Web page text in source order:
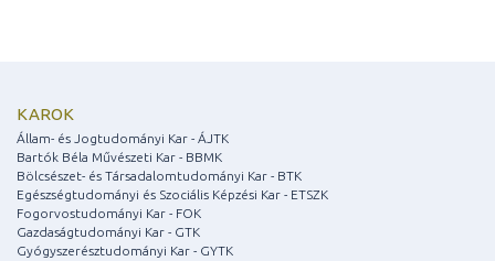
KAROK
Állam- és Jogtudományi Kar - ÁJTK
Bartók Béla Művészeti Kar - BBMK
Bölcsészet- és Társadalomtudományi Kar - BTK
Egészségtudományi és Szociális Képzési Kar - ETSZK
Fogorvostudományi Kar - FOK
Gazdaságtudományi Kar - GTK
Gyógyszerésztudományi Kar - GYTK